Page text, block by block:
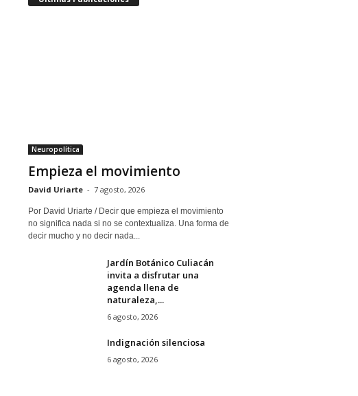
Neuropolítica
Empieza el movimiento
David Uriarte - 7 agosto, 2026
Por David Uriarte / Decir que empieza el movimiento
no significa nada si no se contextualiza. Una forma de
decir mucho y no decir nada...
Jardín Botánico Culiacán
invita a disfrutar una
agenda llena de
naturaleza,...
6 agosto, 2026
Indignación silenciosa
6 agosto, 2026